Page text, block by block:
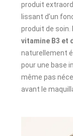
produit
lissant d’un
produit de soin.
vitamine B3 et
naturellement
pour une base
même pas
avant le